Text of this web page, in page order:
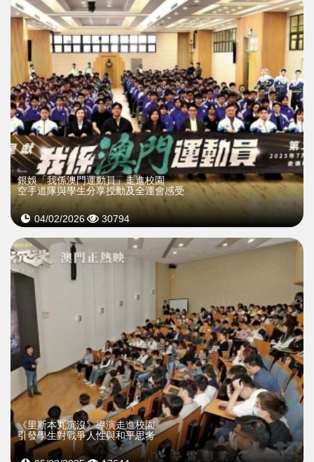
銀娛「我係澳門運動員」走進校園
空手道隊與學生分享授勳及全運會感受
04/02/2026 30794
《里斯本丸沉沒》導演走進校園
引發學生對戰爭人性與和平思考